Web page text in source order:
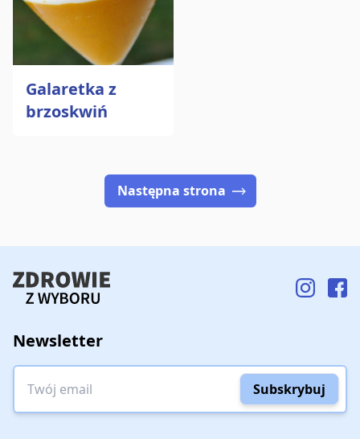
Galaretka z
brzoskwiń
Następna strona
Newsletter
Subskrybuj